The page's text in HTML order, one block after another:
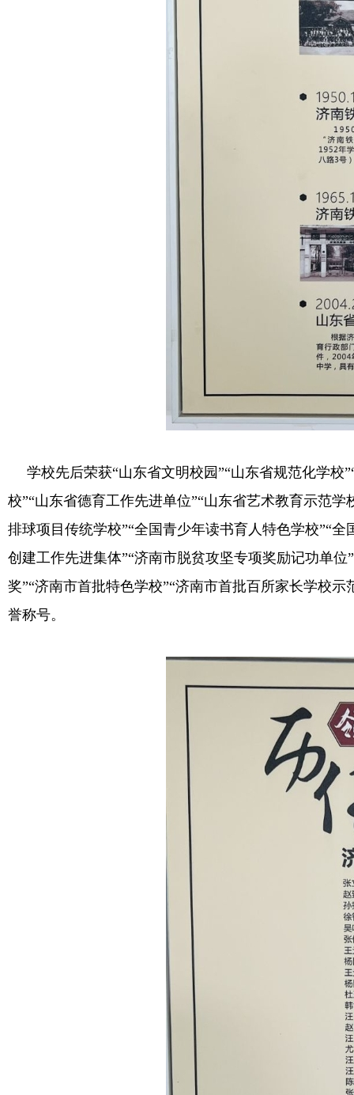
学校先后荣获“山东省文明校园”“山东省规范化学校
校”“山东省德育工作先进单位”“山东省艺术教育示范
排球项目传统学校”“全国青少年读书育人特色学校”“
创建工作先进集体”“济南市脱贫攻坚专项奖励记功单
奖”“济南市首批特色学校”“济南市首批百所家长学校
誉称号。